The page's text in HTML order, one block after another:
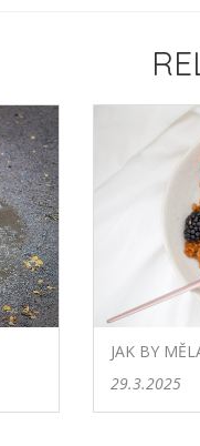
JAK BY
29.3.2025